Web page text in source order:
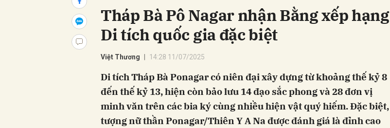
Tháp Bà Pô Nagar nhận Bằng xếp hạng
Di tích quốc gia đặc biệt
Việt Thương 14:28 11/07/2025
Di tích Tháp Bà Ponagar có niên đại xây dựng từ khoảng thế kỷ 8
đến thế kỷ 13, hiện còn bảo lưu 14 đạo sắc phong và 28 đơn vị
minh văn trên các bia ký cùng nhiều hiện vật quý hiếm. Đặc biệt,
tượng nữ thần Ponagar/Thiên Y A Na được đánh giá là đỉnh cao